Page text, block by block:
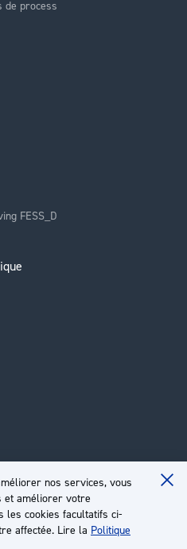
nos services, vous
et améliorer votre
les cookies facultatifs ci-
affectée. Lire la Politique
de process
FESS_D